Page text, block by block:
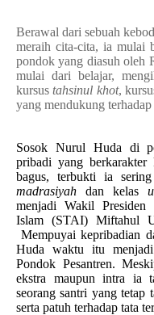
Berawal dari sebuah
meraih cita-cita, ia mulai
pondok yang diasuh oleh
mulai dari belajar,
kursustahsinul khot,
yang mendukung
Sosok Nurul Huda di
pribadi yang
bagus, terbukti ia
madrasiyah dan kelas
menjadi Wakil Presiden
Islam (STAI) Miftahul
Mempuyai kepribadian
Huda waktu itu
Pondok Pesantren.
ekstra maupun intra ia
seorang santri yang tetap
serta patuh terhadap tata